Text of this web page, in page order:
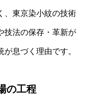
、東京染小紋の技術
技法の保存・革新が
息づく理由です。
の工程